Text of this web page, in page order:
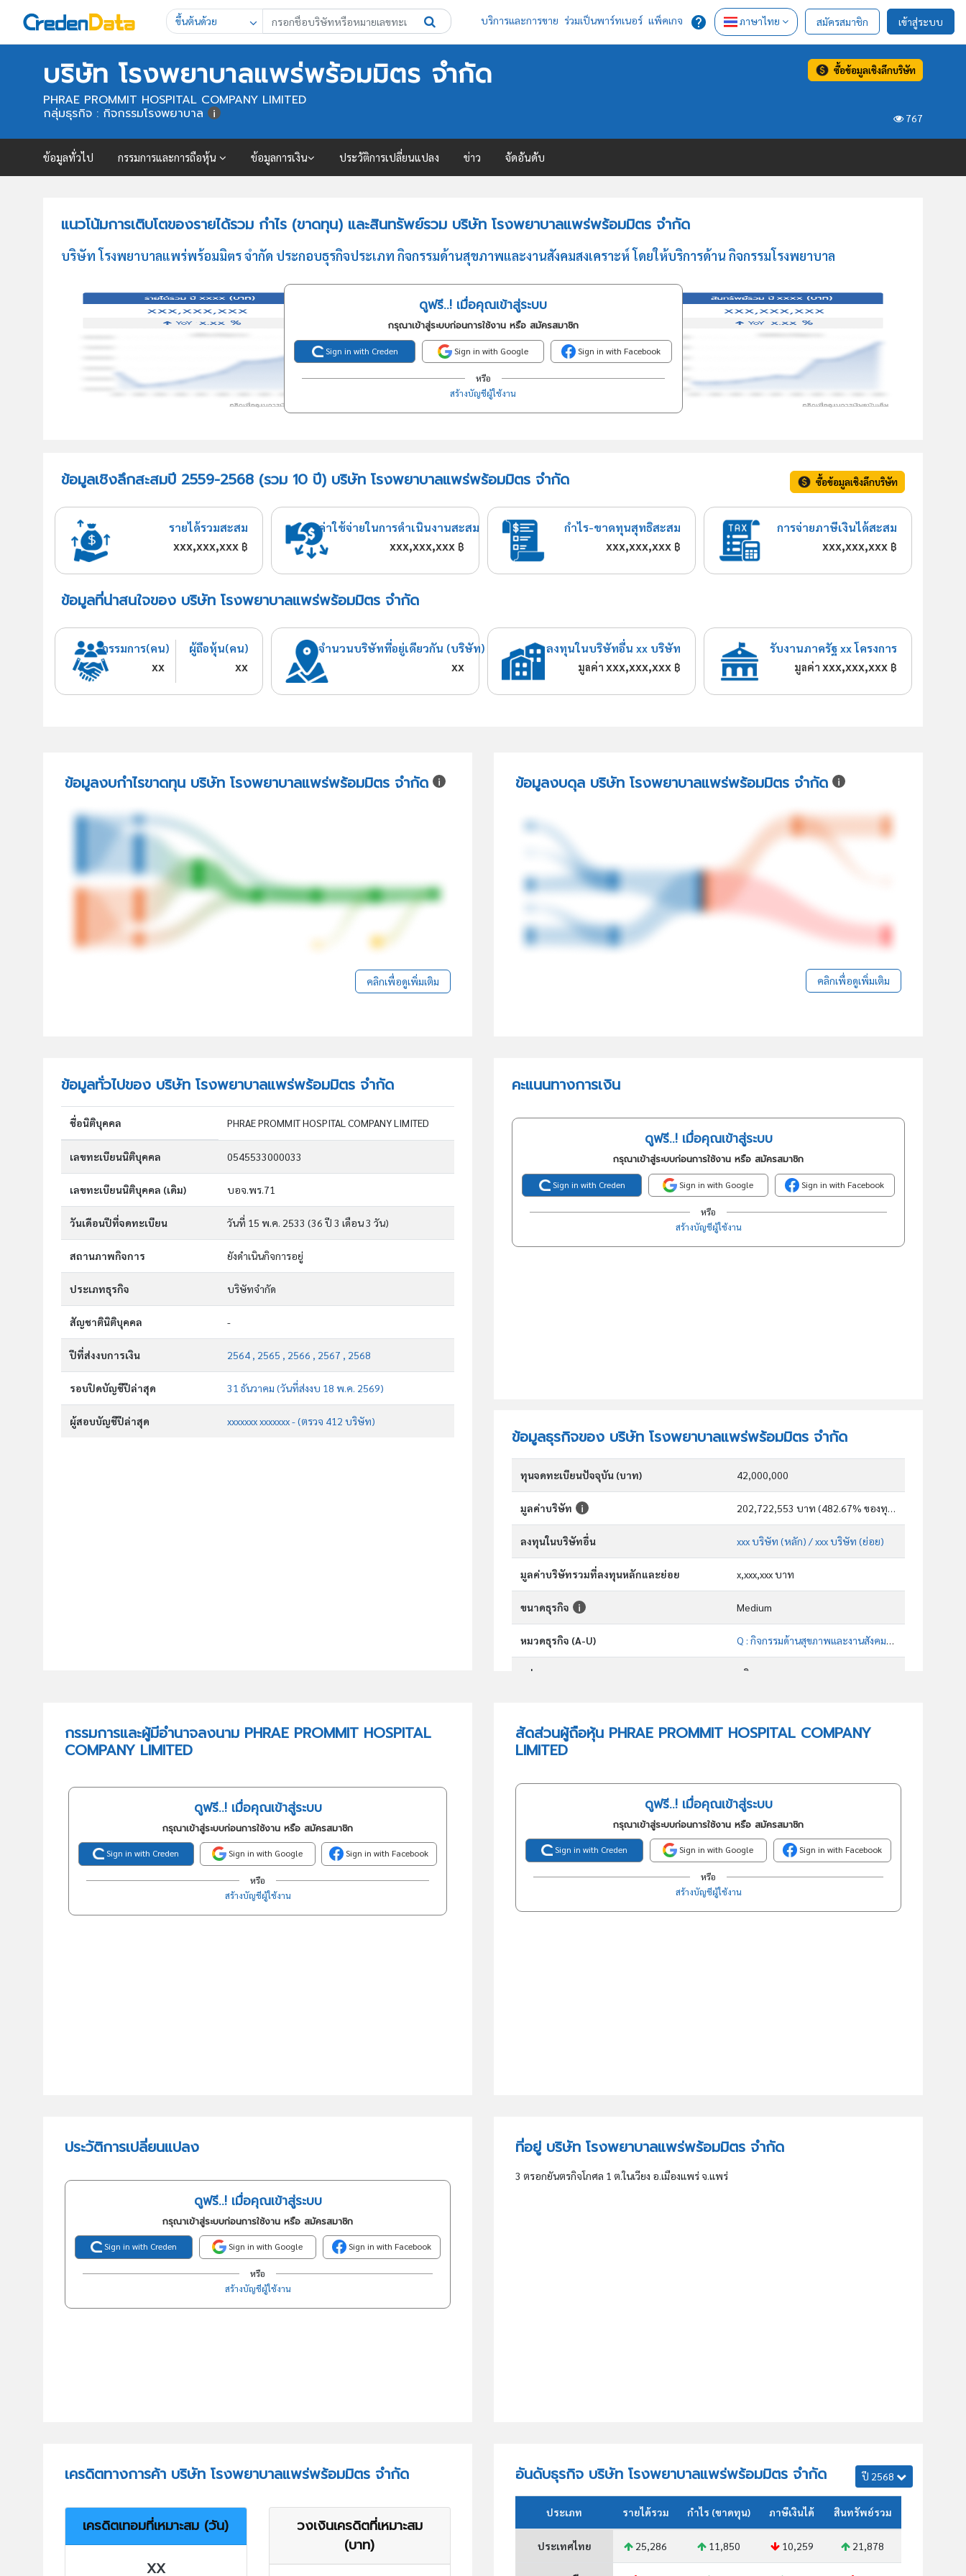
ขึ้นต้นด้วย บริการและการขาย ร่วมเป็นพาร์ทเนอร์ แพ็คเกจ ภาษาไทย สมัครสมาชิก เข้าสู่ระบบ
บริษัท โรงพยาบาลแพร่พร้อมมิตร จำกัด ซื้อข้อมูลเชิงลึกบริษัท
PHRAE PROMMIT HOSPITAL COMPANY LIMITED
767
กลุ่มธุรกิจ : กิจกรรมโรงพยาบาล
ข้อมูลทั่วไป กรรมการและการถือหุ้น ข้อมูลการเงิน ประวัติการเปลี่ยนแปลง ข่าว จัดอันดับ
แนวโน้มการเติบโตของรายได้รวม กำไร (ขาดทุน) และสินทรัพย์รวม บริษัท โรงพยาบาลแพร่พร้อมมิตร จำกัด
บริษัท โรงพยาบาลแพร่พร้อมมิตร จำกัด ประกอบธุรกิจประเภท กิจกรรมด้านสุขภาพและงานสังคมสงเคราะห์ โดยให้บริการด้าน กิจกรรมโรงพยาบาล
ดูฟรี..! เมื่อคุณเข้าสู่ระบบ
กรุณาเข้าสู่ระบบก่อนการใช้งาน หรือ สมัครสมาชิก
Sign in with Creden Sign in with Google Sign in with Facebook
หรือ
สร้างบัญชีผู้ใช้งาน
ข้อมูลเชิงลึกสะสมปี 2559-2568 (รวม 10 ปี) บริษัท โรงพยาบาลแพร่พร้อมมิตร จำกัด ซื้อข้อมูลเชิงลึกบริษัท
รายได้รวมสะสม
xxx,xxx,xxx ฿
ค่าใช้จ่ายในการดำเนินงานสะสม
xxx,xxx,xxx ฿
กำไร-ขาดทุนสุทธิสะสม
xxx,xxx,xxx ฿
การจ่ายภาษีเงินได้สะสม
xxx,xxx,xxx ฿
ข้อมูลที่น่าสนใจของ บริษัท โรงพยาบาลแพร่พร้อมมิตร จำกัด
กรรมการ(คน)
xx
ผู้ถือหุ้น(คน)
xx
จำนวนบริษัทที่อยู่เดียวกัน (บริษัท)
xx
ลงทุนในบริษัทอื่น xx บริษัท
มูลค่าxxx,xxx,xxx ฿
รับงานภาครัฐ xx โครงการ
มูลค่าxxx,xxx,xxx ฿
ข้อมูลงบกำไรขาดทุน บริษัท โรงพยาบาลแพร่พร้อมมิตร จำกัด
คลิกเพื่อดูเพิ่มเติม
ข้อมูลงบดุล บริษัท โรงพยาบาลแพร่พร้อมมิตร จำกัด
คลิกเพื่อดูเพิ่มเติม
ข้อมูลทั่วไปของ บริษัท โรงพยาบาลแพร่พร้อมมิตร จำกัด
ชื่อนิติบุคคล PHRAE PROMMIT HOSPITAL COMPANY LIMITED
เลขทะเบียนนิติบุคคล 0545533000033
เลขทะเบียนนิติบุคคล (เดิม) บอจ.พร.71
วันเดือนปีที่จดทะเบียน วันที่ 15 พ.ค. 2533 (36 ปี 3 เดือน 3 วัน)
สถานภาพกิจการ ยังดำเนินกิจการอยู่
ประเภทธุรกิจ บริษัทจำกัด
สัญชาตินิติบุคคล -
ปีที่ส่งงบการเงิน 2564 , 2565 , 2566 , 2567 , 2568
รอบปิดบัญชีปีล่าสุด 31 ธันวาคม (วันที่ส่งงบ 18 พ.ค. 2569)
ผู้สอบบัญชีปีล่าสุด xxxxxxx xxxxxxx - (ตรวจ 412 บริษัท)
คะแนนทางการเงิน
ดูฟรี..! เมื่อคุณเข้าสู่ระบบ
กรุณาเข้าสู่ระบบก่อนการใช้งาน หรือ สมัครสมาชิก
Sign in with Creden Sign in with Google Sign in with Facebook
หรือ
สร้างบัญชีผู้ใช้งาน
ข้อมูลธุรกิจของ บริษัท โรงพยาบาลแพร่พร้อมมิตร จำกัด
ทุนจดทะเบียนปัจจุบัน (บาท) 42,000,000
มูลค่าบริษัท 202,722,553 บาท (482.67% ของทุน)
ลงทุนในบริษัทอื่น xxx บริษัท (หลัก) / xxx บริษัท (ย่อย)
มูลค่าบริษัทรวมที่ลงทุนหลักและย่อย x,xxx,xxx บาท
ขนาดธุรกิจ Medium
หมวดธุรกิจ (A-U) Q : กิจกรรมด้านสุขภาพและงานสังคมสงเคราะห์
กลุ่มอุตสาหกรรม บริการ
อันดับธุรกิจในกลุ่มนี้
กรรมการและผู้มีอำนาจลงนาม PHRAE PROMMIT HOSPITAL
COMPANY LIMITED
ดูฟรี..! เมื่อคุณเข้าสู่ระบบ
กรุณาเข้าสู่ระบบก่อนการใช้งาน หรือ สมัครสมาชิก
Sign in with Creden Sign in with Google Sign in with Facebook
หรือ
สร้างบัญชีผู้ใช้งาน
สัดส่วนผู้ถือหุ้น PHRAE PROMMIT HOSPITAL COMPANY
LIMITED
ดูฟรี..! เมื่อคุณเข้าสู่ระบบ
กรุณาเข้าสู่ระบบก่อนการใช้งาน หรือ สมัครสมาชิก
Sign in with Creden Sign in with Google Sign in with Facebook
หรือ
สร้างบัญชีผู้ใช้งาน
ประวัติการเปลี่ยนแปลง
ดูฟรี..! เมื่อคุณเข้าสู่ระบบ
กรุณาเข้าสู่ระบบก่อนการใช้งาน หรือ สมัครสมาชิก
Sign in with Creden Sign in with Google Sign in with Facebook
หรือ
สร้างบัญชีผู้ใช้งาน
ที่อยู่ บริษัท โรงพยาบาลแพร่พร้อมมิตร จำกัด
3 ตรอกยันตรกิจโกศล 1 ต.ในเวียง อ.เมืองแพร่ จ.แพร่
เครดิตทางการค้า บริษัท โรงพยาบาลแพร่พร้อมมิตร จำกัด
เครดิตเทอมที่เหมาะสม (วัน)
XX
วงเงินเครดิตที่เหมาะสม
(บาท)
อันดับธุรกิจ บริษัท โรงพยาบาลแพร่พร้อมมิตร จำกัด ปี 2568
ประเภท รายได้รวม กำไร (ขาดทุน) ภาษีเงินได้ สินทรัพย์รวม
ประเทศไทย 25,286 11,850 10,259 21,878